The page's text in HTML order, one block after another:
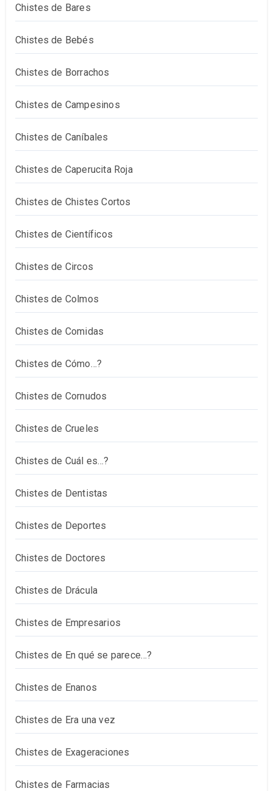
Chistes de Bares
Chistes de Bebés
Chistes de Borrachos
Chistes de Campesinos
Chistes de Caníbales
Chistes de Caperucita Roja
Chistes de Chistes Cortos
Chistes de Científicos
Chistes de Circos
Chistes de Colmos
Chistes de Comidas
Chistes de Cómo…?
Chistes de Cornudos
Chistes de Crueles
Chistes de Cuál es…?
Chistes de Dentistas
Chistes de Deportes
Chistes de Doctores
Chistes de Drácula
Chistes de Empresarios
Chistes de En qué se parece…?
Chistes de Enanos
Chistes de Era una vez
Chistes de Exageraciones
Chistes de Farmacias